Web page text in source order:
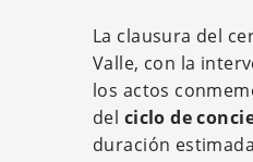
La clausura del
Valle, con la
los actos
del ciclo de
duración